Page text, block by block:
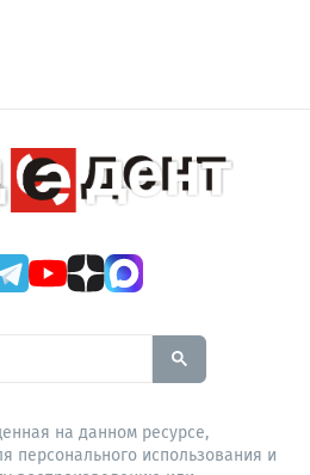
this site, enter a
на данном ресурсе,
персонального использования и